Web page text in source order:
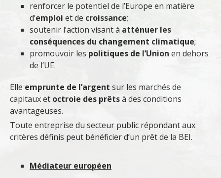
renforcer le potentiel de l’Europe en matière
d’emploi et de croissance;
soutenir l’action visant à atténuer les
conséquences du changement climatique;
promouvoir les politiques de l’Union en dehors
de l’UE.
Elle emprunte de l’argent sur les marchés de
capitaux et octroie des prêtsà des conditions
avantageuses.
Toute entreprise du secteur public répondant aux
critères définis peut bénéficier d’un prêt de la BEI.
Médiateur européen